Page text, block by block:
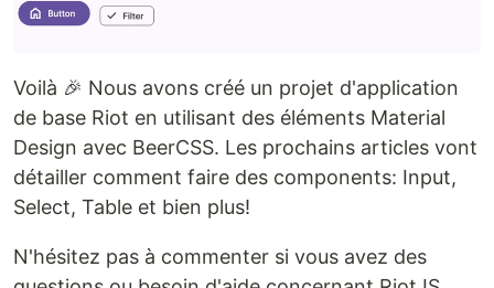
Voilà 🎉 Nous avons créé un projet d'application
de base Riot en utilisant des éléments Material
Design avec BeerCSS. Les prochains articles vont
détailler comment faire des components: Input,
Select, Table et bien plus!
N'hésitez pas à commenter si vous avez des